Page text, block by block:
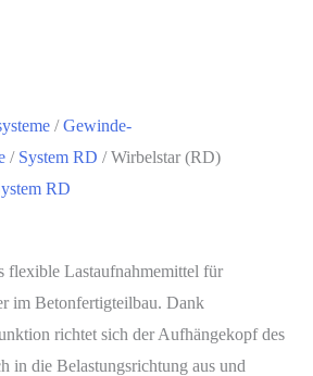
/Gewinde-
/ System RD / Wirbelstar (RD)
RD
flexible Lastaufnahmemittel für
im Betonfertigteilbau. Dank
richtet sich der Aufhängekopf des
in die Belastungsrichtung aus und